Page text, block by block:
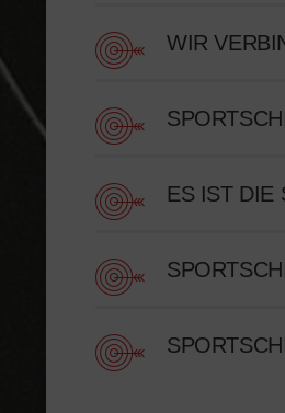
WIR
ES IST DIE